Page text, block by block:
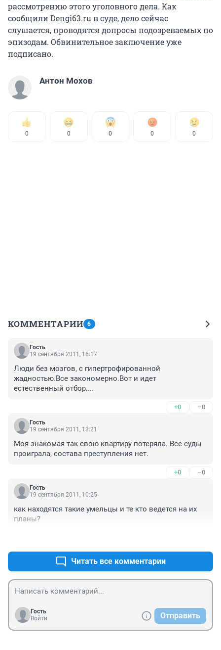
рассмотрению этого уголовного дела. Как
сообщили Dengi63.ru в суде, дело сейчас
слушается, проводятся допросы подозреваемых по
эпизодам. Обвинительное заключение уже
подписано.
Антон Мохов
0 0 0 0 0
КОММЕНТАРИИ 6
Гость
19 сентября 2011, 16:17
Люди без мозгов, с гипертрофированной
жадностью.Все закономерно.Вот и идет
естественный отбор....
+0 –0
Гость
19 сентября 2011, 13:21
Моя знакомая так свою квартиру потеряла. Все суды
проиграла, состава преступления нет.
+0 –0
Гость
19 сентября 2011, 10:25
как находятся такие умельцы и те кто ведется на их
планы?
Читать все комментарии
Гость
Войти
Отправить